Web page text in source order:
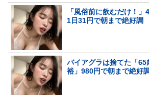
「風俗前に飲むだけ！」
1日31円で朝まで絶好調
バイアグラは捨てた「
裕」980円で朝まで絶好